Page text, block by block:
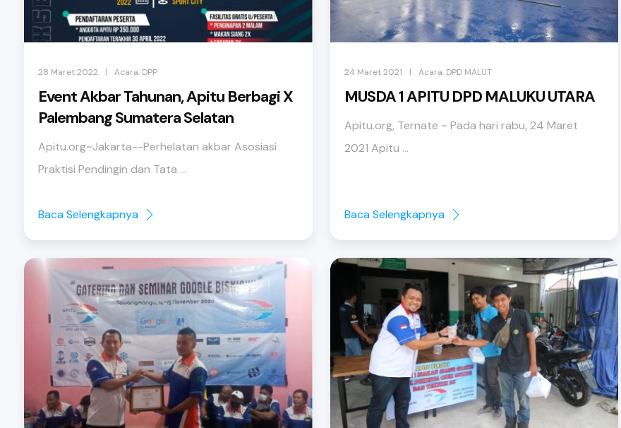
28 Maret 2022 | Acara, DPP
Event Akbar Tahunan, Apitu Berbagi X
Palembang Sumatera Selatan
Apitu.org~Jakarta--Perhelatan akbar Asosiasi
Praktisi Pendingin dan Tata ...
Baca Selengkapnya
24 Maret 2021 | Acara, DPD MALUT
MUSDA 1 APITU DPD MALUKU UTARA
Apitu.org, Ternate ~ Pada hari rabu, 24 Maret
2021 Apitu ...
Baca Selengkapnya